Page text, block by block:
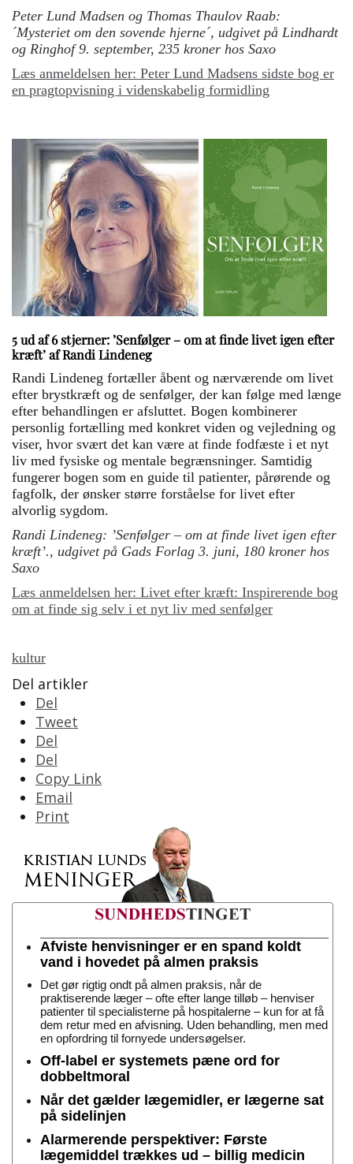
Peter Lund Madsen og Thomas Thaulov Raab:
´Mysteriet om den sovende hjerne´, udgivet på Lindhardt
og Ringhof 9. september, 235 kroner hos Saxo
Læs anmeldelsen her: Peter Lund Madsens sidste bog er
en pragtopvisning i videnskabelig formidling
5 ud af 6 stjerner: ’Senfølger – om at finde livet igen efter
kræft’ af Randi Lindeneg
Randi Lindeneg fortæller åbent og nærværende om livet
efter brystkræft og de senfølger, der kan følge med længe
efter behandlingen er afsluttet. Bogen kombinerer
personlig fortælling med konkret viden og vejledning og
viser, hvor svært det kan være at finde fodfæste i et nyt
liv med fysiske og mentale begrænsninger. Samtidig
fungerer bogen som en guide til patienter, pårørende og
fagfolk, der ønsker større forståelse for livet efter
alvorlig sygdom.
Randi Lindeneg: ’Senfølger – om at finde livet igen efter
kræft’., udgivet på Gads Forlag 3. juni, 180 kroner hos
Saxo
Læs anmeldelsen her: Livet efter kræft: Inspirerende bog
om at finde sig selv i et nyt liv med senfølger
kultur
Del artikler
Del
Tweet
Del
Del
Copy Link
Email
Print
Afviste henvisninger er en spand koldt
vand i hovedet på almen praksis
Det gør rigtig ondt på almen praksis, når de
praktiserende læger – ofte efter lange tilløb – henviser
patienter til specialisterne på hospitalerne – kun for at få
dem retur med en afvisning. Uden behandling, men med
en opfordring til fornyede undersøgelser.
Off-label er systemets pæne ord for
dobbeltmoral
Når det gælder lægemidler, er lægerne sat
på sidelinjen
Alarmerende perspektiver: Første
lægemiddel trækkes ud – billig medicin